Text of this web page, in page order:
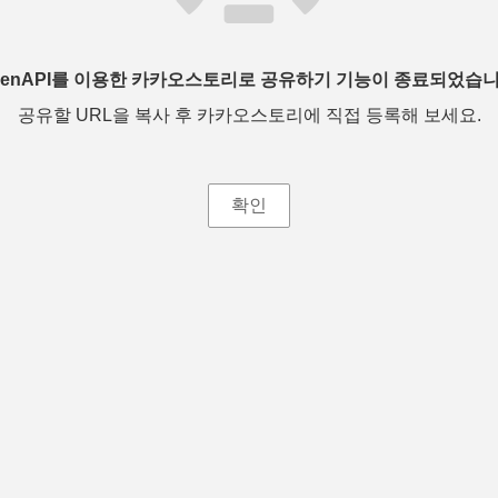
를 이용한 카카오스토리로 공유하기 기능이 종료되었습
공유할 URL을 복사 후 카카오스토리에 직접 등록해 보세요.
확인